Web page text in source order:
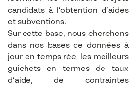
candidats à l’obtention d’aides
et subventions.
Sur cette base, nous cherchons
dans nos bases de données à
jour en temps réel les meilleurs
guichets en termes de taux
d’aide, de contraintes